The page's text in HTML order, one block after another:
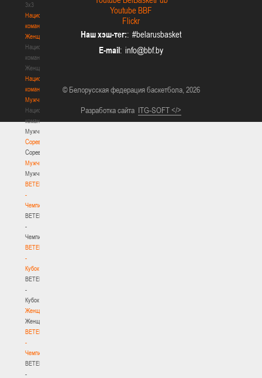
3х3
Национальная
команда.
Женщины
Национальная
команда.
Женщины
Национальная
команда.
Мужчины
Национальная
команда.
Мужчины
Соревнования
Соревнования
Мужчины
Мужчины
BETERA
-
Чемпионат
BETERA
-
Чемпионат
BETERA
-
Кубок
BETERA
-
Кубок
Женщины
Женщины
BETERA
-
Чемпионат
BETERA
-
Youtube BBF
Flickr
Наш хэш-тег:: #belarusbasket
E-mail:
© Белорусская федерация баскетбола, 2026
Разработка сайта ITG-SOFT </>